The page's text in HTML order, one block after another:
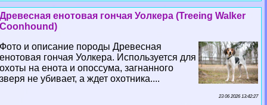
Древесная енотовая гончая Уолкера (Treeing Walker
Coonhound)
Фото и описание породы Древесная
енотовая гончая Уолкера. Используется для
охоты на енота и опоссума, загнанного
зверя не убивает, а ждет охотника....
23 06 2026 13:42:27